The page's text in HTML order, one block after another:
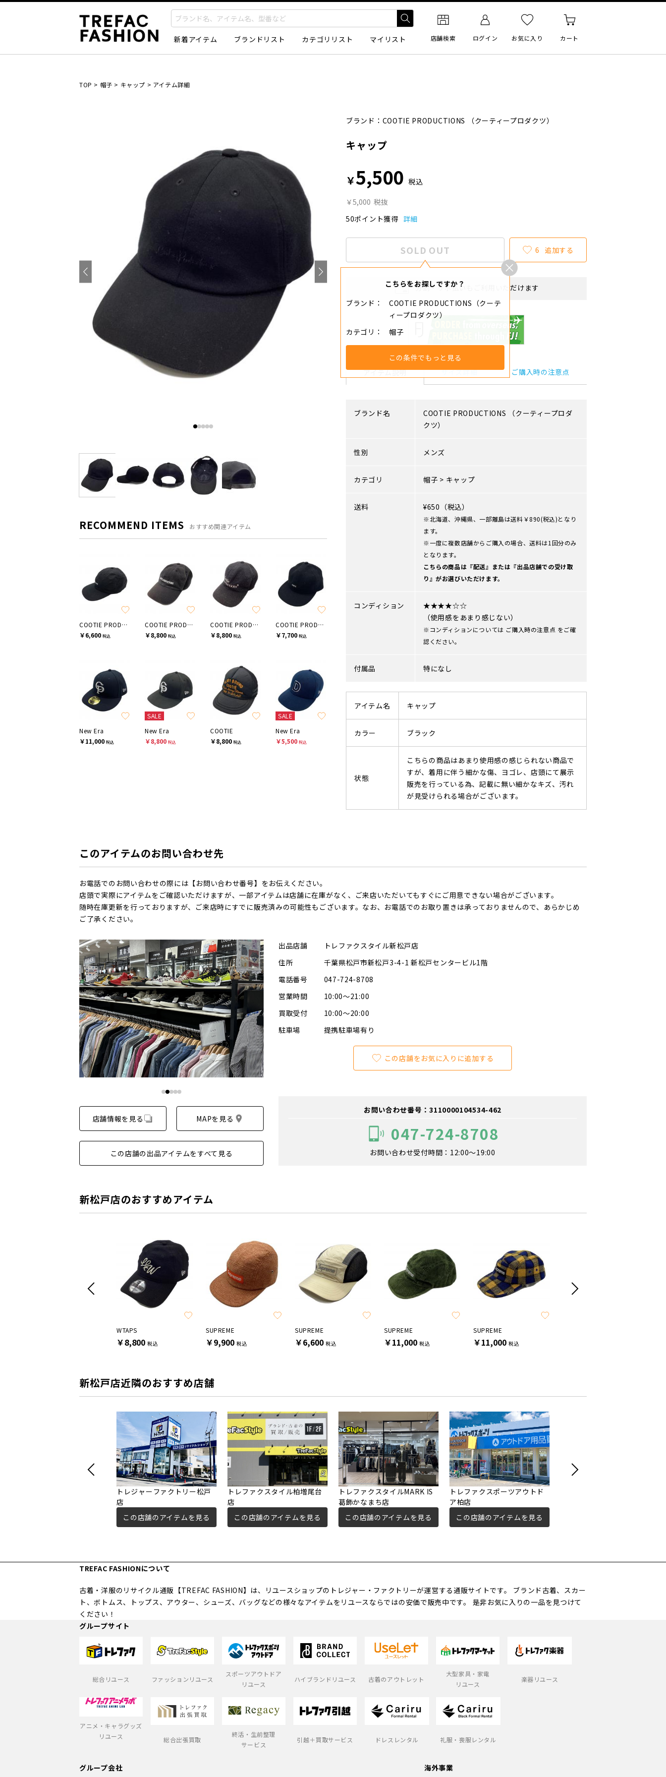
新着アイテム ブランドリスト カテゴリリスト マイリスト 店舗検索 ログイン お気に入り カート
TOP > 帽子 > キャップ > アイテム詳細
RECOMMEND ITEMS おすすめ関連アイテム
COOTIE PRODUCTIONS
￥6,600 税込
COOTIE PRODUCTIONS
￥8,800 税込
COOTIE PRODUCTIONS
￥8,800 税込
COOTIE PRODUCTIONS
￥7,700 税込
New Era
￥11,000 税込
SALE
New Era
￥8,800 税込
COOTIE
￥8,800 税込
SALE
New Era
￥5,500 税込
ブランド： COOTIE PRODUCTIONS （クーティープロダクツ）
キャップ
￥5,500 税込
￥5,000 税抜
50ポイント獲得 詳細
SOLD OUT
こちらをお探しですか？
ブランド
COOTIE PRODUCTIONS（クーテ
ィープロダクツ）
カテゴリ
帽子
この条件でもっと見る
6 追加する
分割・リボ払いもご利用いただけます
アイテム説明 サイズ詳細 ご購入時の注意点
ブランド名 COOTIE PRODUCTIONS （クーティープロダ
クツ）
性別 メンズ
カテゴリ 帽子 > キャップ
送料 ¥650（税込）
※北海道、沖縄県、一部離島は送料￥890(税込)となり
ます。
※一度に複数店舗からご購入の場合、送料は1回分のみ
となります。
こちらの商品は『配送』または『出品店舗での受け取
り』がお選びいただけます。
コンディション
★★★★☆☆
（使用感をあまり感じない）
※コンディションについては ご購入時の注意点 をご確
認ください。
付属品 特になし
アイテム名 キャップ
カラー ブラック
状態
こちらの商品はあまり使用感の感じられない商品で
すが、着用に伴う細かな傷、ヨゴレ、店頭にて展示
販売を行っている為、記載に無い細かなキズ、汚れ
が見受けられる場合がございます。
このアイテムのお問い合わせ先
お電話でのお問い合わせの際には【お問い合わせ番号】をお伝えください。
店頭で実際にアイテムをご確認いただけますが、一部アイテムは店舗に在庫がなく、ご来店いただいてもすぐにご用意できない場合がございます。
随時在庫更新を行っておりますが、ご来店時にすでに販売済みの可能性もございます。なお、お電話でのお取り置きは承っておりませんので、あらかじめ
ご了承ください。
店舗情報を見る MAPを見る
この店舗の出品アイテムをすべて見る
出品店舗
トレファクスタイル新松戸店
住所
千葉県松戸市新松戸3-4-1 新松戸センタービル1階
電話番号
047-724-8708
営業時間
10:00～21:00
買取受付
10:00～20:00
駐車場
提携駐車場有り
この店舗をお気に入りに追加する
お問い合わせ番号：3110000104534-462
047-724-8708
お問い合わせ受付時間：12:00～19:00
新松戸店のおすすめアイテム
WTAPS
￥8,800 税込
SUPREME
￥9,900 税込
SUPREME
￥6,600 税込
SUPREME
￥11,000 税込
SUPREME
￥11,000 税込
新松戸店近隣のおすすめ店舗
トレジャーファクトリー松戸
店
この店舗のアイテムを見る
トレファクスタイル柏増尾台
店
この店舗のアイテムを見る
トレファクスタイルMARK IS
葛飾かなまち店
この店舗のアイテムを見る
トレファクスポーツアウトド
ア柏店
この店舗のアイテムを見る
TREFAC FASHIONについて
古着・洋服のリサイクル通販【TREFAC FASHION】は、リユースショップのトレジャー・ファクトリーが運営する通販サイトです。 ブランド古着、スカー
ト、ボトムス、トップス、アウター、シューズ、バッグなどの様々なアイテムをリユースならではの安価で販売中です。 是非お気に入りの一品を見つけて
ください！
グループサイト
総合リユース ファッションリユース
スポーツアウトドア
リユース
ハイブランドリユース 古着のアウトレット
大型家具・家電
リユース
楽器リユース
アニメ・キャラグッズ
リユース
総合出張買取
終活・生前整理
サービス
引越＋買取サービス ドレスレンタル 礼服・喪服レンタル
グループ会社 海外事業